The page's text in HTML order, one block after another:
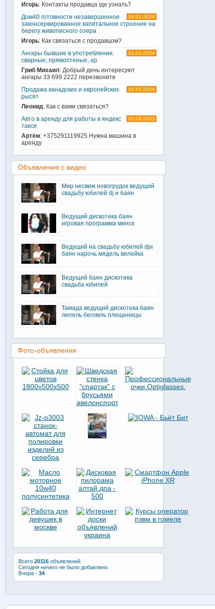
Игорь: Контакты продавца где узнать?
16.02.2024
Дом40 готовности незавершенное
законсервированное капитальное строение на
берегу живописного озера
Игорь: Как связаться с продавцом?
31.01.2024
Ангары бывшие в употреблении.
сварные, прямостеные, ар
Гриб Михаил: Добрый день интересуют
ангары 33 699 2222 перезвоните
15.01.2024
Продажа канадских и европейских
рысят
Леонид: Как с вами связаться?
05.09.2023
Авто в аренду для работы в яндекс
такси
Артём: +375291119925 Нужна машина в
аренду
Объявления с видео
Мир несвиж новогрудок ведущий
свадьбу юбилей dj и баян
Ведущий дискотека баян
игровая программа минск
Ведущий на свадьбу юбилей djи
баян нарочь мядель вилейка
Ведущий баян дискотека
свадьба юбилей
Тамада ведущий дискотека баян
лепель бегомль плещеницы
Фото-объявления
Всего 20116объявлений
Сегодня ничего не было добавлено
Вчера - 34